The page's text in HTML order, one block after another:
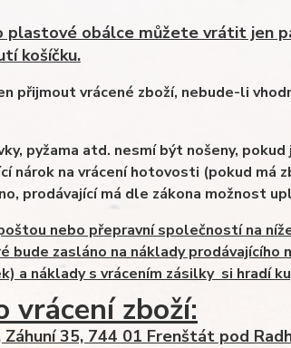
plastové obálce můžete vrátit jen
košíčku.
přijmout vrácené zboží, nebude-li
pyžama atd. nesmí být nošeny,
nárok na vrácení hotovosti (pokud má
prodávající má dle zákona možnost
nebo přepravní společností na
bude zasláno na náklady
a náklady s vrácením zásilky si hradí
vrácení zboží:
Záhuní 35, 744 01 Frenštát pod